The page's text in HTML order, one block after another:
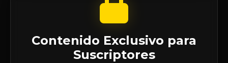
Contenido Exclusivo para
Suscriptores